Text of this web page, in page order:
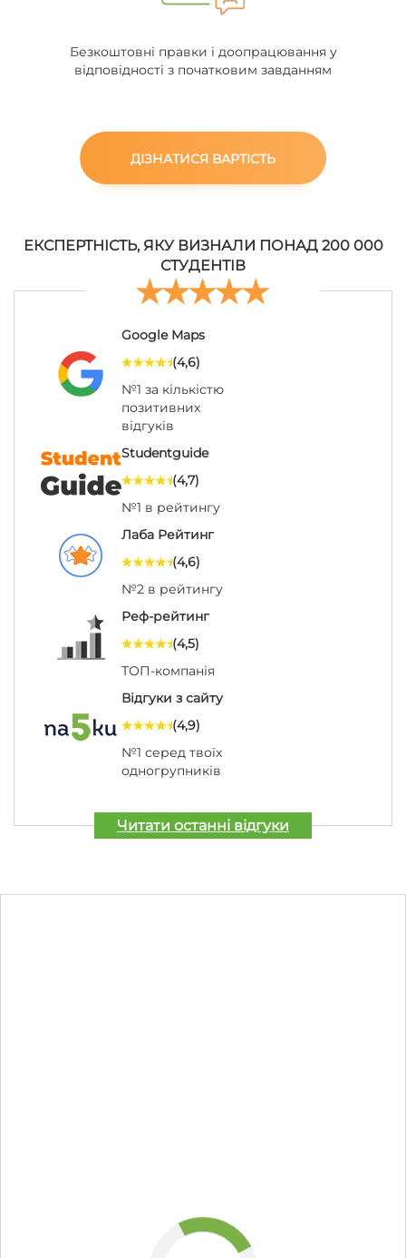
Безкоштовні правки і доопрацювання у
відповідності з початковим завданням
ДІЗНАТИСЯ ВАРТІСТЬ
ЕКСПЕРТНІСТЬ, ЯКУ ВИЗНАЛИ ПОНАД 200 000
СТУДЕНТІВ
Google Maps
(4,6)
№1 за кількістю
позитивних
відгуків
Studentguide
(4,7)
№1 в рейтингу
Лаба Рейтинг
(4,6)
№2 в рейтингу
Реф-рейтинг
(4,5)
ТОП-компанія
Відгуки з сайту
(4,9)
№1 серед твоїх
одногрупників
Читати останні відгуки